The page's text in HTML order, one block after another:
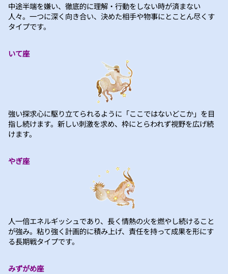
中途半端を嫌い、徹底的に理解・行動をしない時が済まない
人々。一つに深く向き合い、決めた相手や物事にとことん尽くす
タイプです。
いて座
強い探求心に駆り立てられるように「ここではないどこか」を目
指し続けます。新しい刺激を求め、枠にとらわれず視野を広げ続
けます。
やぎ座
人一倍エネルギッシュであり、長く情熱の火を燃やし続けること
が強み。粘り強く計画的に積み上げ、責任を持って成果を形にす
る長期戦タイプです。
みずがめ座